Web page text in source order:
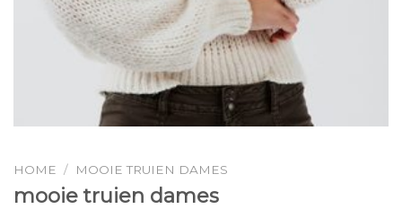
HOME / MOOIE TRUIEN DAMES
mooie truien dames